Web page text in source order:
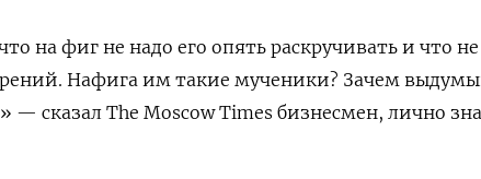
на фиг не надо его опять раскручивать и что
Нафига им такие мученики? Зачем
— сказал The Moscow Times бизнесмен, лично